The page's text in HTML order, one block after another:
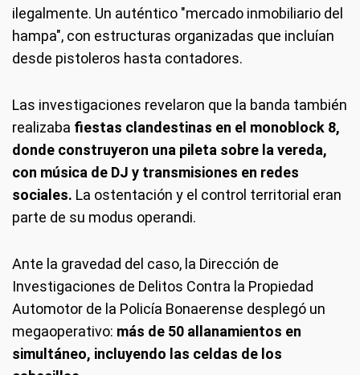
ilegalmente. Un auténtico "mercado inmobiliario del
hampa", con estructuras organizadas que incluían
desde pistoleros hasta contadores.
Las investigaciones revelaron que la banda también
realizaba fiestas clandestinas en el monoblock 8,
donde construyeron una pileta sobre la vereda,
con música de DJ y transmisiones en redes
sociales. La ostentación y el control territorial eran
parte de su modus operandi.
Ante la gravedad del caso, la Dirección de
Investigaciones de Delitos Contra la Propiedad
Automotor de la Policía Bonaerense desplegó un
megaoperativo: más de 50 allanamientos en
simultáneo, incluyendo las celdas de los